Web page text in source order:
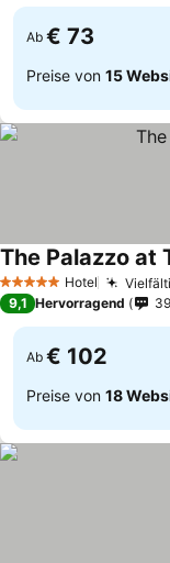
Ab € 73
Preise von 15
5 Sterne Hotel
The Palazzo at
9,1 Hervorragend
Ab € 102
Preise von 18